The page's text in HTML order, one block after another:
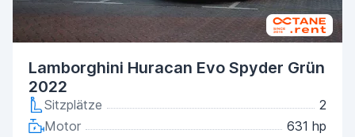
Lamborghini Huracan Evo Spyder Grün
2022
Sitzplätze
2
Motor
631 hp